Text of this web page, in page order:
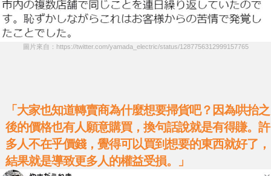
圖片來自：https://twitter.com/yamada_electric/status/1287756312999157765
「大家也知道轉賣商為什麼想要掃貨吧？因為哄抬之
後的價格也有人願意購買，換句話說就是有得賺。許
多人不在乎價錢，覺得可以買到想要的東西就好了，
結果就是導致更多人的權益受損。」